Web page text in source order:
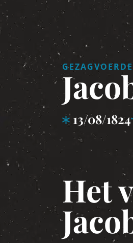
13/08/1824
Het